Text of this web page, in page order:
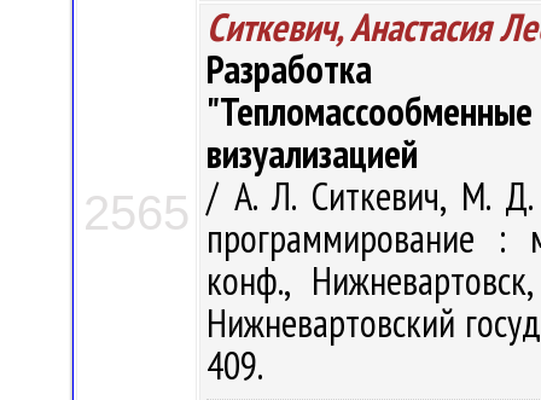
2565
Ситкевич, Анастасия
Разработка
визуализацией
/ А. Л. Ситкевич, М.
программирование :
конф.,
Нижневартовский
409.